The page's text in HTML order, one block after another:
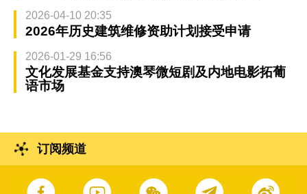
2026-04-10 20:35
2026年历史建筑维修资助计划接受申请
2026-01-29 16:56
文化发展基金支持澳琴微短剧及内地电影拓葡
语市场
订阅频道